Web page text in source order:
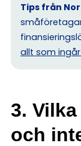
Tips från
allt som
3.
och